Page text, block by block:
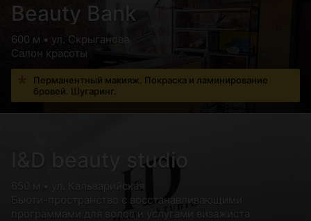
Beauty Bank
600 м • ул. Скрыганова
Салон красоты
Перманентный макияж. Покраска и ламинирование
бровей. Шугаринг.
I&D beauty studio
650 м • ул. Кальварийская
Бьюти-пространство с восстанавливающими
программами для волос и услугами визажиста